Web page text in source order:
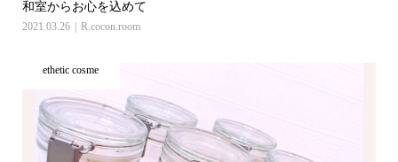
和室からお心を込めて
2021.03.26 R.cocon.room
ethetic cosme